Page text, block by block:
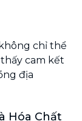
chỉ thể
cam kết
địa
Hóa Chất